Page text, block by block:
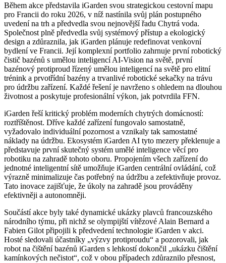
Během akce představila iGarden svou strategickou cestovní mapu
pro Francii do roku 2026, v níž nastínila svůj plán postupného
uvedení na trh a předvedla svou nejnovější řadu Chytrá voda.
Společnost plně předvedla svůj systémový přístup a ekologický
design a zdůraznila, jak iGarden plánuje redefinovat venkovní
bydlení ve Francii. Její komplexní portfolio zahrnuje první robotický
čistič bazénů s umělou inteligencí AI-Vision na světě, první
bazénový protiproud řízený umělou inteligencí na světě pro elitní
trénink a prvotřídní bazény a trvanlivé robotické sekačky na trávu
pro údržbu zařízení. Každé řešení je navrženo s ohledem na dlouhou
životnost a poskytuje profesionální výkon, jak potvrdila FFN.
iGarden řeší kritický problém moderních chytrých domácností:
roztříštěnost. Dříve každé zařízení fungovalo samostatně,
vyžadovalo individuální pozornost a vznikaly tak samostatné
náklady na údržbu. Ekosystém iGarden AI tyto mezery překlenuje a
představuje první skutečný systém umělé inteligence věcí pro
robotiku na zahradě tohoto oboru. Propojením všech zařízení do
jednotné inteligentní sítě umožňuje iGarden centrální ovládání, což
výrazně minimalizuje čas potřebný na údržbu a zefektivňuje provoz.
Tato inovace zajišťuje, že úkoly na zahradě jsou prováděny
efektivněji a autonomněji.
Součástí akce byly také dynamické ukázky plavců francouzského
národního týmu, při nichž se olympijští vítězové Alain Bernard a
Fabien Gilot připojili k předvedení technologie iGarden v akci.
Hosté sledovali účastníky „výzvy protiproudu“ a pozorovali, jak
robot na čištění bazénů iGarden s lehkostí dokončil „ukázku čištění
kamínkových nečistot“, což v obou případech zdůraznilo přesnost,